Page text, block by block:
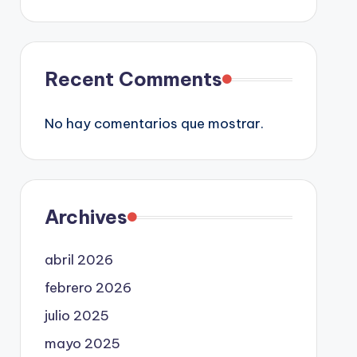
Recent Comments
No hay comentarios que mostrar.
Archives
abril 2026
febrero 2026
julio 2025
mayo 2025